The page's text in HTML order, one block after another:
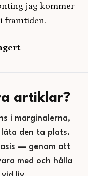
jag kommer
framtiden.
artiklar?
i marginalerna,
den ta plats.
— genom att
med och hålla